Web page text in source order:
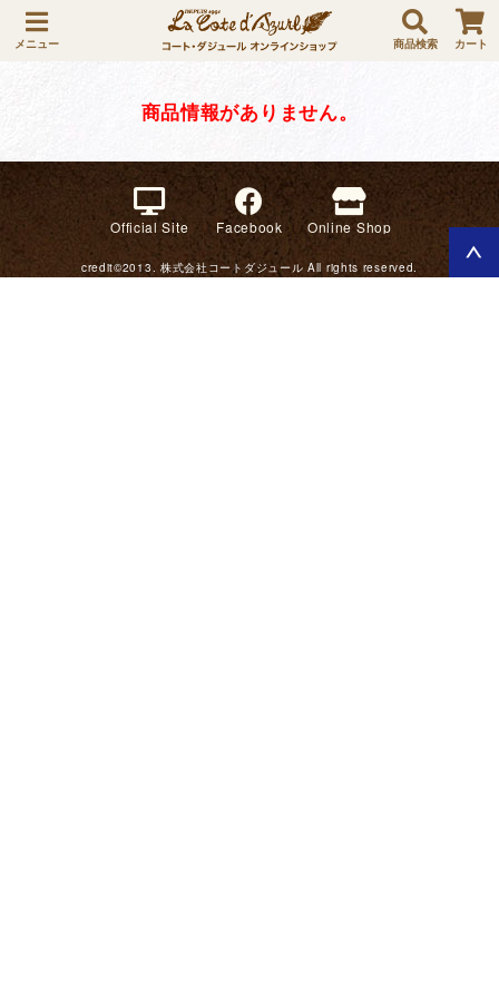
メニュー 商品検索 カート
商品情報がありません。
Official Site Facebook Online Shop
credit©2013. 株式会社コートダジュール All rights reserved.